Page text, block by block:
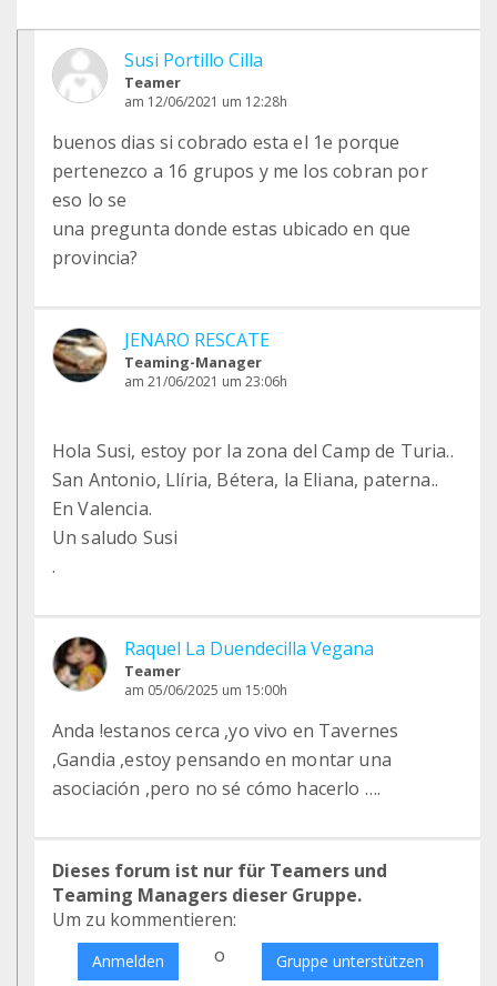
Susi Portillo Cilla
Teamer
am 12/06/2021 um 12:28h
buenos dias si cobrado esta el 1e porque
pertenezco a 16 grupos y me los cobran por
eso lo se
una pregunta donde estas ubicado en que
provincia?
JENARO RESCATE
Teaming-Manager
am 21/06/2021 um 23:06h
Hola Susi, estoy por la zona del Camp de Turia..
San Antonio, Llíria, Bétera, la Eliana, paterna..
En Valencia.
Un saludo Susi
.
Raquel La Duendecilla Vegana
Teamer
am 05/06/2025 um 15:00h
Anda !estanos cerca ,yo vivo en Tavernes
,Gandia ,estoy pensando en montar una
asociación ,pero no sé cómo hacerlo ….
Dieses forum ist nur für Teamers und
Teaming Managers dieser Gruppe.
Um zu kommentieren:
Anmelden o Gruppe unterstützen